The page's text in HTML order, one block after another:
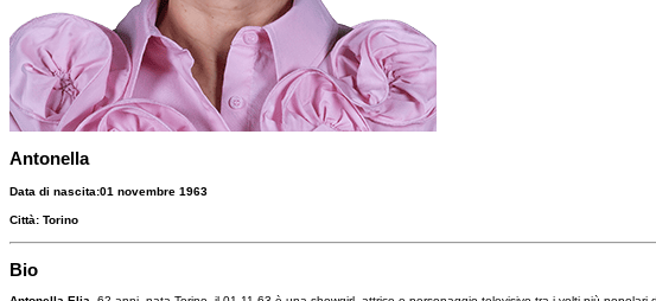
Antonella
Data di nascita:01 novembre 1963
Città: Torino
Bio